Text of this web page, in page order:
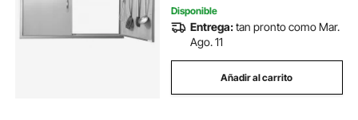
Disponible
Entrega:tan pronto como Mar.
Ago. 11
Añadir al carrito